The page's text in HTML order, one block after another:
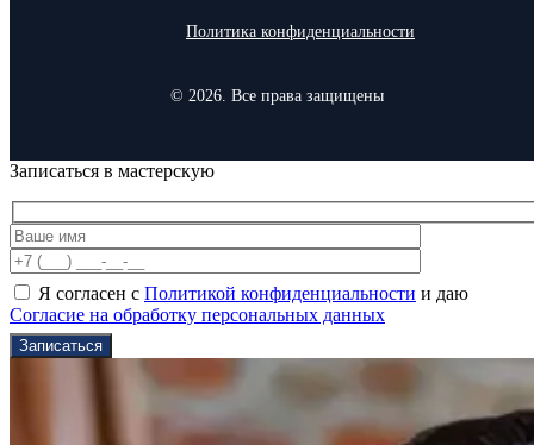
Политика конфиденциальности
© 2026. Все права защищены
Записаться в мастерскую
Я согласен с Политикой конфиденциальности и даю
Согласие на обработку персональных данных